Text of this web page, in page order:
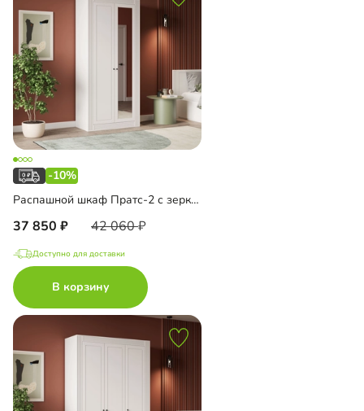
-10%
Распашной шкаф Пратс-2 с зеркалом
37 850 42 060
Доступно для доставки
В корзину